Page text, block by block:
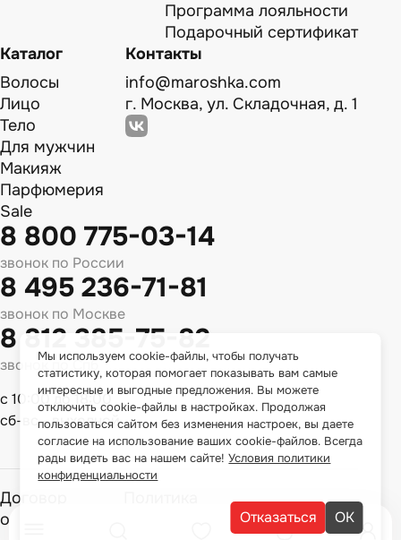
Программа лояльности
Подарочный сертификат
Каталог
Волосы
Лицо
Тело
Для мужчин
Макияж
Парфюмерия
Sale
Контакты
info@maroshka.com
г. Москва, ул. Складочная, д. 1
8 800 775-03-14
звонок по России
8 495 236-71-81
звонок по Москве
8 812 385-75-82
звонок по Спб
с 10:00 до 18:00
сб-вс - выходной
Договор
оферты
конфиденциальности
Мы используем cookie-файлы, чтобы получать
статистику, которая помогает показывать вам самые
интересные и выгодные предложения. Вы можете
отключить cookie-файлы в настройках. Продолжая
пользоваться сайтом без изменения настроек, вы даете
согласие на использование ваших cookie-файлов. Всегда
рады видеть вас на нашем сайте!Условия политики
конфиденциальности
Отказаться ОК